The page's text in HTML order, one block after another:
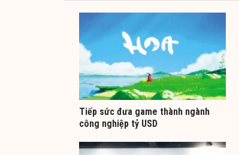
Tiếp sức đưa game thành ngành
công nghiệp tỷ USD